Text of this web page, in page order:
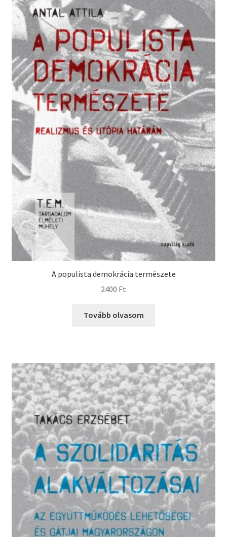
A populista demokrácia természete
2400 Ft
Tovább olvasom